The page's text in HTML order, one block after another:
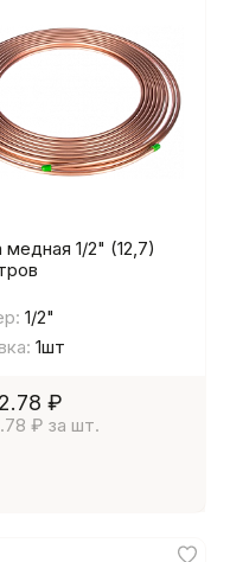
медная 1/2" (12,7)
1/2"
1шт
₽
₽ за шт.